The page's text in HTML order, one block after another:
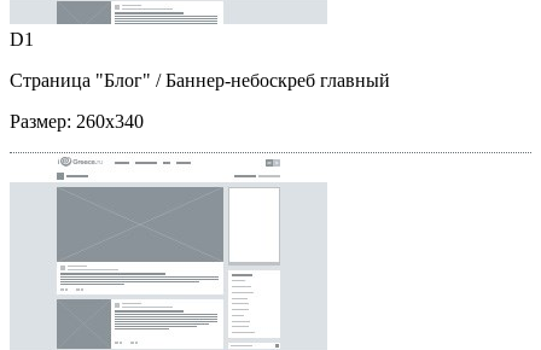
D1
Страница "Блог" / Баннер-небоскреб главный
Размер: 260x340